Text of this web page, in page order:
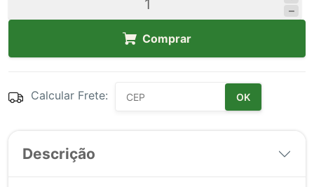
Comprar
Calcular Frete: OK
Descrição